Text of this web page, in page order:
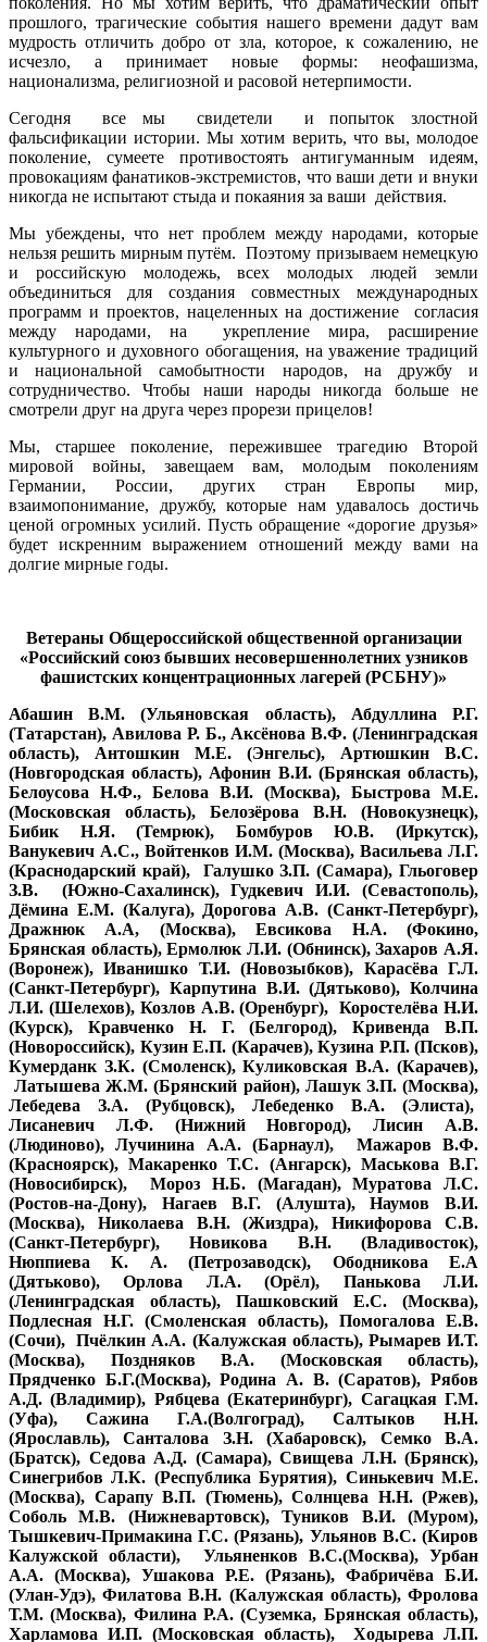
прошлого, трагические события нашего времени дадут вам
мудрость отличить добро от зла, которое, к сожалению, не
исчезло, а принимает новые формы: неофашизма,
национализма, религиозной и расовой нетерпимости.
Сегодня все мы свидетели и попыток злостной
фальсификации истории. Мы хотим верить, что вы, молодое
поколение, сумеете противостоять антигуманным идеям,
провокациям фанатиков-экстремистов, что ваши дети и внуки
никогда не испытают стыда и покаяния за ваши действия.
Мы убеждены, что нет проблем между народами, которые
нельзя решить мирным путём. Поэтому призываем немецкую
и российскую молодежь, всех молодых людей земли
объединиться для создания совместных международных
программ и проектов, нацеленных на достижение согласия
между народами, на укрепление мира, расширение
культурного и духовного обогащения, на уважение традиций
и национальной самобытности народов, на дружбу и
сотрудничество. Чтобы наши народы никогда больше не
смотрели друг на друга через прорези прицелов!
Мы, старшее поколение, пережившее трагедию Второй
мировой войны, завещаем вам, молодым поколениям
Германии, России, других стран Европы мир,
взаимопонимание, дружбу, которые нам удавалось достичь
ценой огромных усилий. Пусть обращение «дорогие друзья»
будет искренним выражением отношений между вами на
долгие мирные годы.
Ветераны Общероссийской общественной организации
«Российский союз бывших несовершеннолетних узников
фашистских концентрационных лагерей (РСБНУ)»
Абашин В.М. (Ульяновская область), Абдуллина Р.Г.
(Татарстан), Авилова Р. Б., Аксёнова В.Ф. (Ленинградская
область), Антошкин М.Е. (Энгельс), Артюшкин В.С.
(Новгородская область), Афонин В.И. (Брянская область),
Белоусова Н.Ф., Белова В.И. (Москва), Быстрова М.Е.
(Московская область), Белозёрова В.Н. (Новокузнецк),
Бибик Н.Я. (Темрюк), Бомбуров Ю.В. (Иркутск),
Ванукевич А.С., Войтенков И.М. (Москва), Васильева Л.Г.
(Краснодарский край), Галушко З.П. (Самара), Гльоговер
З.В. (Южно-Сахалинск), Гудкевич И.И. (Севастополь),
Дёмина Е.М. (Калуга), Дорогова А.В. (Санкт-Петербург),
Дражнюк А.А, (Москва), Евсикова Н.А. (Фокино,
Брянская область), Ермолюк Л.И. (Обнинск), Захаров А.Я.
(Воронеж), Иванишко Т.И. (Новозыбков), Карасёва Г.Л.
(Санкт-Петербург), Карпутина В.И. (Дятьково), Колчина
Л.И. (Шелехов), Козлов А.В. (Оренбург), Коростелёва Н.И.
(Курск), Кравченко Н. Г. (Белгород), Кривенда В.П.
(Новороссийск), Кузин Е.П. (Карачев), Кузина Р.П. (Псков),
Кумерданк З.К. (Смоленск), Куликовская В.А. (Карачев),
Латышева Ж.М. (Брянский район), Лашук З.П. (Москва),
Лебедева З.А. (Рубцовск), Лебеденко В.А. (Элиста),
Лисаневич Л.Ф. (Нижний Новгород), Лисин А.В.
(Людиново), Лучинина А.А. (Барнаул), Мажаров В.Ф.
(Красноярск), Макаренко Т.С. (Ангарск), Маськова В.Г.
(Новосибирск), Мороз Н.Б. (Магадан), Муратова Л.С.
(Ростов-на-Дону), Нагаев В.Г. (Алушта), Наумов В.И.
(Москва), Николаева В.Н. (Жиздра), Никифорова С.В.
(Санкт-Петербург), Новикова В.Н. (Владивосток),
Нюппиева К. А. (Петрозаводск), Ободникова Е.А
(Дятьково), Орлова Л.А. (Орёл), Панькова Л.И.
(Ленинградская область), Пашковский Е.С. (Москва),
Подлесная Н.Г. (Смоленская область), Помогалова Е.В.
(Сочи), Пчёлкин А.А. (Калужская область), Рымарев И.Т.
(Москва), Поздняков В.А. (Московская область),
Прядченко Б.Г.(Москва), Родина А. В. (Саратов), Рябов
А.Д. (Владимир), Рябцева (Екатеринбург), Сагацкая Г.М.
(Уфа), Сажина Г.А.(Волгоград), Салтыков Н.Н.
(Ярославль), Санталова З.Н. (Хабаровск), Семко В.А.
(Братск), Седова А.Д. (Самара), Свищева Л.Н. (Брянск),
Синегрибов Л.К. (Республика Бурятия), Синькевич М.Е.
(Москва), Сарапу В.П. (Тюмень), Солнцева Н.Н. (Ржев),
Соболь М.В. (Нижневартовск), Туников В.И. (Муром),
Тышкевич-Примакина Г.С. (Рязань), Ульянов В.С. (Киров
Калужской области), Ульяненков В.С.(Москва), Урбан
А.А. (Москва), Ушакова Р.Е. (Рязань), Фабричёва Б.И.
(Улан-Удэ), Филатова В.Н. (Калужская область), Фролова
Т.М. (Москва), Филина Р.А. (Суземка, Брянская область),
Харламова И.П. (Московская область), Ходырева Л.П.